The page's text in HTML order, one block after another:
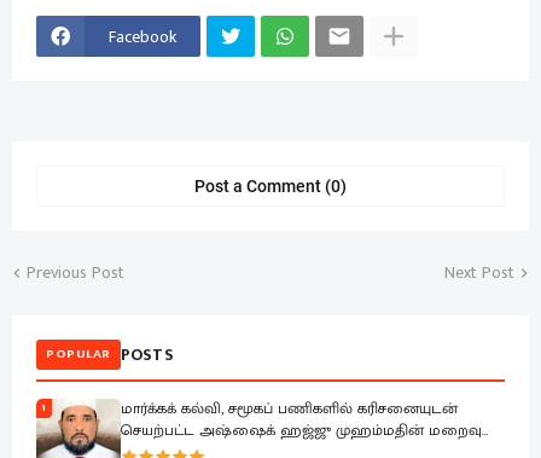
Facebook
Post a Comment (0)
Previous Post Next Post
POPULAR POSTS
1
மார்க்கக் கல்வி, சமூகப் பணிகளில் கரிசனையுடன்
செயற்பட்ட அஷ்ஷைக் ஹஜ்ஜு முஹம்மதின் மறைவு
பேரிழப்பாகும்; அம்பாறை மாவட்ட ஜம்இய்யத்துல் உலமா